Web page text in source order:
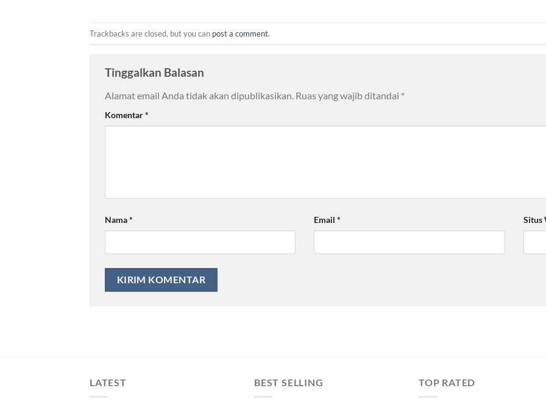
Trackbacks are closed, but you can post a comment.
Tinggalkan Balasan
Alamat email Anda tidak akan dipublikasikan. Ruas yang wajib ditandai *
Komentar*
Nama* Email* Situs
LATEST BEST SELLING TOP RATED